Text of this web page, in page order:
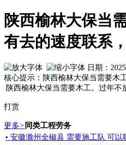
陕西榆林大保当
有去的速度联系
日期：
核心提示：陕西榆林大保当需要木
陕西榆林大保当需要木工。过年不
打赏
更多> 同类工程劳务
• 安徽滁州全椒县 需要施工队 可以